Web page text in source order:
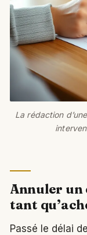
La rédaction
Annuler un
tant
Passé le délai